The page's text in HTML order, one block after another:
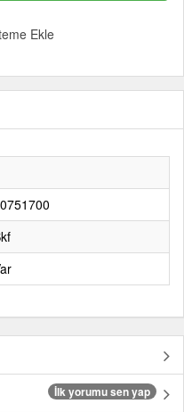
Ekle
İlk yorumu sen yap